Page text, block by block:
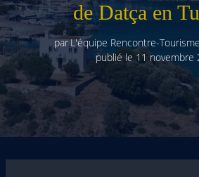
de Datça en
parL'équipe Rencontre-
publié le 11 novembre